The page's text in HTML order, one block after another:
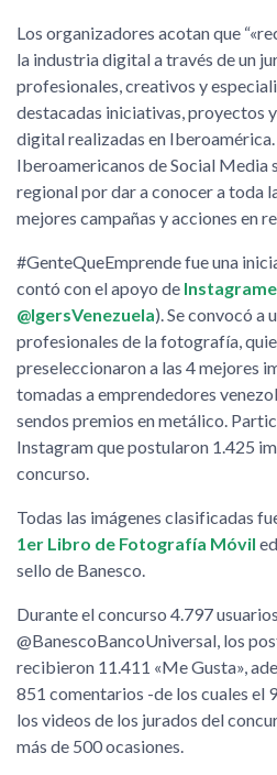
Los organizadores acotan que
la industria digital a través de un
profesionales, creativos y
destacadas iniciativas, proyectos
digital realizadas en
Iberoamericanos de Social Media
regional por dar a conocer a toda
mejores campañas y acciones en
#GenteQueEmprendefue una
contó con el apoyo de
@IgersVenezuela). Se convocó a
profesionales de la fotografía,
preseleccionaron a las 4 mejores
tomadas a emprendedores
sendos premios en metálico.
Instagram que postularon 1.425
concurso.
Todas las imágenes clasificadas
1er Libro de Fotografía Móvil
sello de Banesco.
Durante el concurso 4.797
@BanescoBancoUniversal, los
recibieron 11.411 «Me Gusta»,
851 comentarios -de los cuales el
los videos de los jurados del
más de 500 ocasiones.